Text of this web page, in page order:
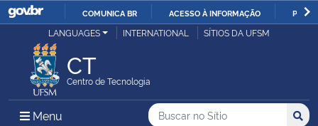
IR
COMUNICA BR ACESSO À INFORMAÇÃO
Ministério da Justiça e Segurança Pública
Ministério da Defesa
LANGUAGES INTERNATIONAL SÍTIOS DA UFSM
CT
Centro de Tecnologia
Menu Menu Principal do Sítio
Busca
Buscar no no Sítio
Busca: